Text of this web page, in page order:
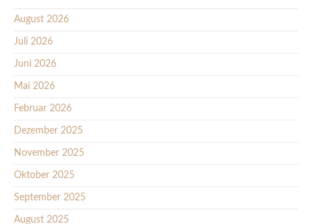
August 2026
Juli 2026
Juni 2026
Mai 2026
Februar 2026
Dezember 2025
November 2025
Oktober 2025
September 2025
August 2025